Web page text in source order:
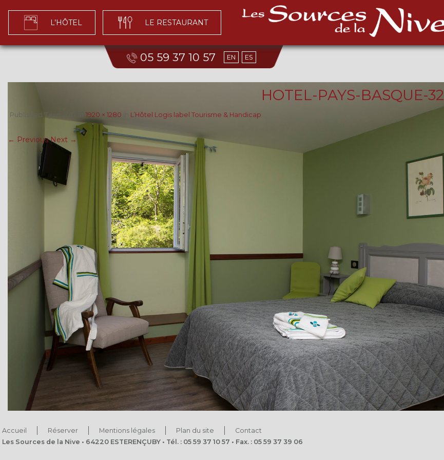
L’HÔTEL LE RESTAURANT
05 59 37 10 57 EN ES
HOTEL-PAYS-BASQUE-32
Published 7 juin 2017 at 1920 × 1280 L’Hôtel Logis label Tourisme & Handicap
← Previous Next →
Accueil Réserver Mentions légales Plan du site
Contact
Les Sources de la Nive • 64220 ESTERENÇUBY • Tél. : 05 59 37 10 57 • Fax. : 05 59 37 39 06